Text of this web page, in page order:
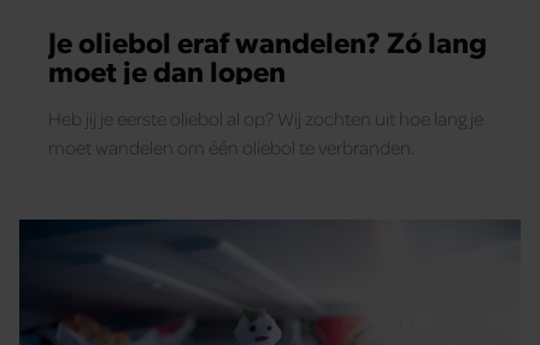
Je oliebol eraf wandelen? Zó lang
moet je dan lopen
Heb jij je eerste oliebol al op? Wij zochten uit hoe lang je
moet wandelen om één oliebol te verbranden.